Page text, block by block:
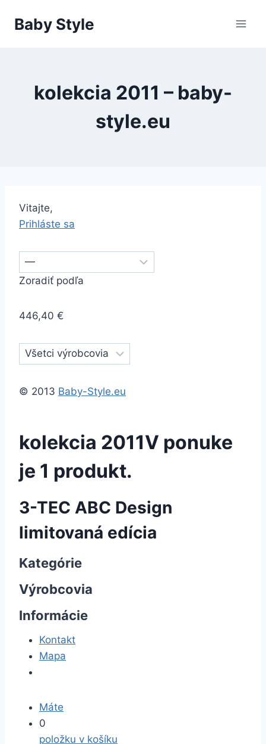
Baby Style
kolekcia 2011 – baby-
style.eu
Vitajte,
Prihláste sa
Zoradiť podľa
446,40 €
© 2013 Baby-Style.eu
kolekcia 2011V ponuke
je 1 produkt.
3-TEC ABC Design
limitovaná edícia
Kategórie
Výrobcovia
Informácie
Kontakt
Mapa
Máte
0
položku v košíku